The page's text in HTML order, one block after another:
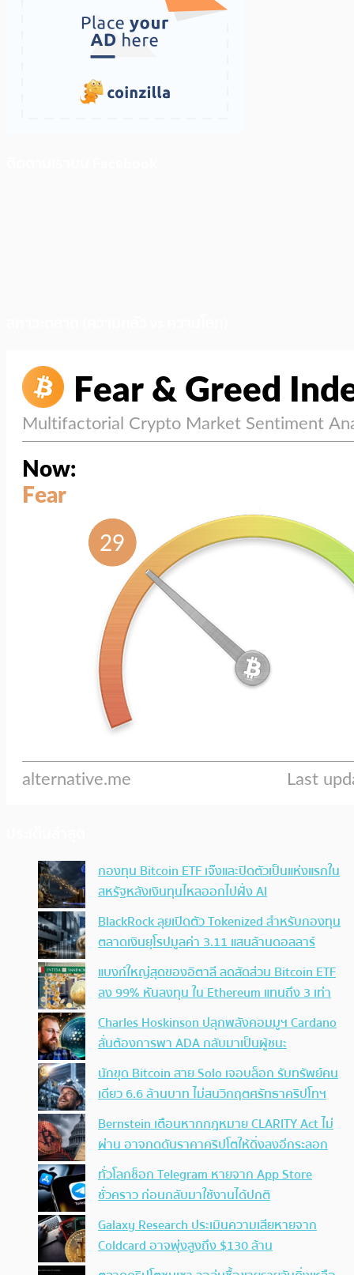
กองทุน Bitcoin ETF เจ๊งและปิดตัวเป็นแห่งแรกใน
สหรัฐหลังเงินทุนไหลออกไปฝั่ง AI
BlackRock ลุยเปิดตัว Tokenized สำหรับกองทุน
ตลาดเงินยุโรปมูลค่า 3.11 แสนล้านดอลลาร์
แบงก์ใหญ่สุดของอิตาลี ลดสัดส่วน Bitcoin ETF
ลง 99% หันลงทุน ใน Ethereum แทนถึง 3 เท่า
Charles Hoskinson ปลุกพลังคอมมูฯ Cardano
ลั่นต้องการพา ADA กลับมาเป็นผู้ชนะ
นักขุด Bitcoin สาย Solo เจอบล็อก รับทรัพย์คน
เดียว 6.6 ล้านบาท ไม่สนวิกฤตศรัทธาคริปโทฯ
Bernstein เตือนหากกฎหมาย CLARITY Act ไม่
ผ่าน อาจกดดันราคาคริปโตให้ดิ่งลงอีกระลอก
ทั่วโลกช็อก Telegram หายจาก App Store
ชั่วคราว ก่อนกลับมาใช้งานได้ปกติ
Galaxy Research ประเมินความเสียหายจาก
Coldcard อาจพุ่งสูงถึง $130 ล้าน